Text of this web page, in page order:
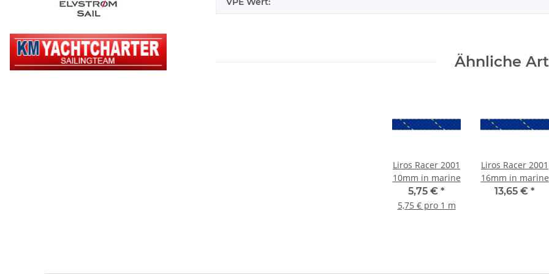
Ähnliche
Liros Racer 2001
10mm in marine
5,75 € *
5,75 € pro 1 m
Liros Racer 2001
16mm in marine
13,65 € *